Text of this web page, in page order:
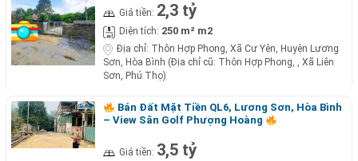
Giá tiền: 2,3 tỷ
Diện tích: 250 m² m2
Địa chỉ: Thôn Hợp Phong, Xã Cư Yên, Huyện Lương
Sơn, Hòa Bình (Địa chỉ cũ: Thôn Hợp Phong, , Xã Liên
Sơn, Phú Thọ)
Bán Đất Mặt Tiền QL6, Lương Sơn, Hòa Bình
– View Sân Golf Phượng Hoàng
Giá tiền: 3,5 tỷ